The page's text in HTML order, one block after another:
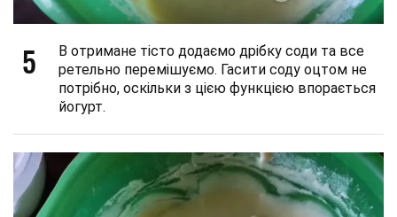
5
В отримане тісто додаємо дрібку соди та все
ретельно перемішуємо. Гасити соду оцтом не
потрібно, оскільки з цією функцією впорається
йогурт.